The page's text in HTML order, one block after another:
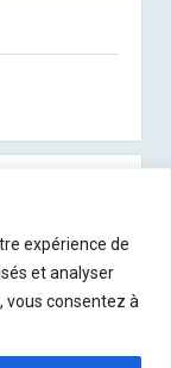
expérience de
et analyser
vous consentez à
dans